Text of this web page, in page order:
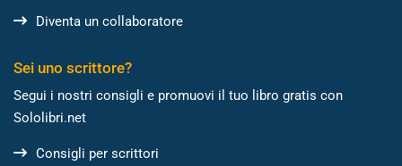
Diventa un collaboratore
Sei uno scrittore?
Segui i nostri consigli e promuovi il tuo libro gratis con
Sololibri.net
Consigli per scrittori